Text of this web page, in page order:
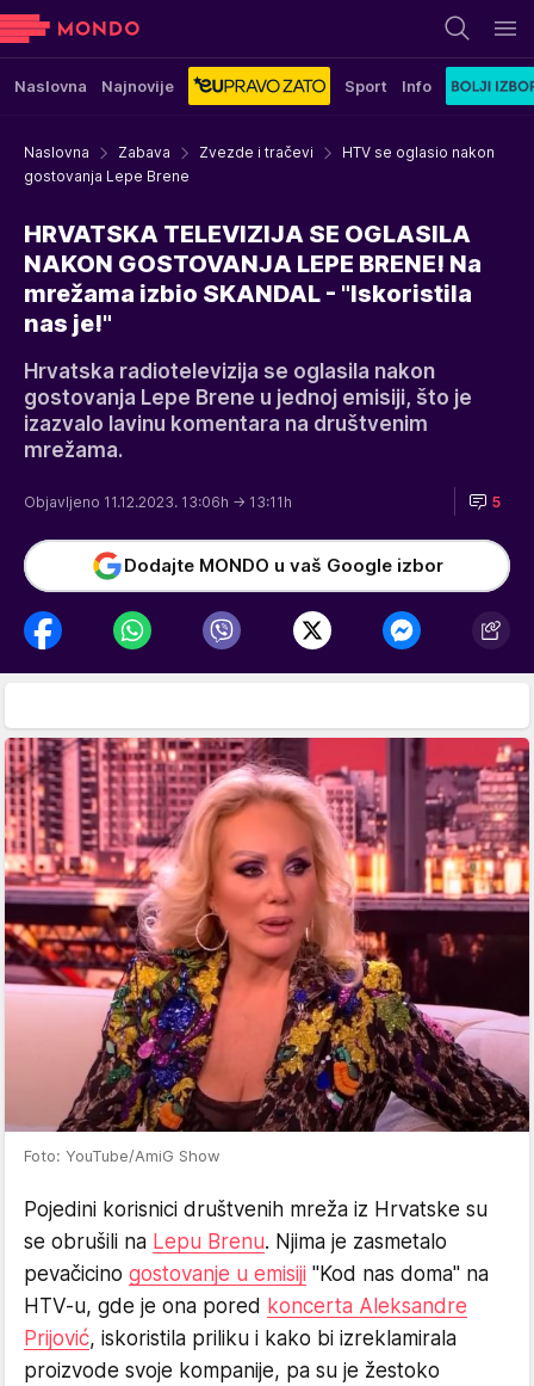
Naslovna Najnovije Sport Info
Naslovna Zabava Zvezde i tračevi
HTV se oglasio nakon
gostovanja Lepe Brene
HRVATSKA TELEVIZIJA SE OGLASILA
NAKON GOSTOVANJA LEPE BRENE! Na
mrežama izbio SKANDAL - "Iskoristila
nas je!"
Hrvatska radiotelevizija se oglasila nakon
gostovanja Lepe Brene u jednoj emisiji, što je
izazvalo lavinu komentara na društvenim
mrežama.
Objavljeno 11.12.2023. 13:06h → 13:11h 5
Dodajte MONDO u vaš Google izbor
Foto: YouTube/AmiG Show
Pojedini korisnici društvenih mreža iz Hrvatske su
se obrušili na Lepu Brenu. Njima je zasmetalo
pevačicino gostovanje u emisiji "Kod nas doma" na
HTV-u, gde je ona pored koncerta Aleksandre
Prijović, iskoristila priliku i kako bi izreklamirala
proizvode svoje kompanije, pa su je žestoko